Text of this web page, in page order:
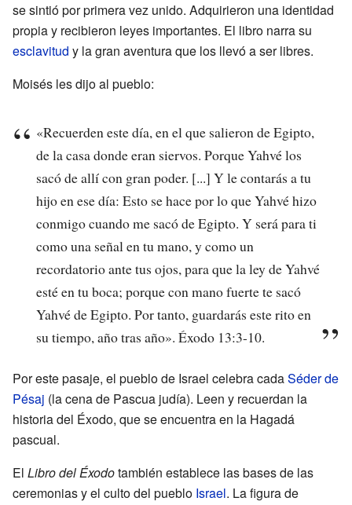
se sintió por primera vez unido. Adquirieron una identidad
propia y recibieron leyes importantes. El libro narra su
esclavitud y la gran aventura que los llevó a ser libres.
Moisés les dijo al pueblo:
«Recuerden este día, en el que salieron de Egipto,
de la casa donde eran siervos. Porque Yahvé los
sacó de allí con gran poder. [...] Y le contarás a tu
hijo en ese día: Esto se hace por lo que Yahvé hizo
conmigo cuando me sacó de Egipto. Y será para ti
como una señal en tu mano, y como un
recordatorio ante tus ojos, para que la ley de Yahvé
esté en tu boca; porque con mano fuerte te sacó
Yahvé de Egipto. Por tanto, guardarás este rito en
su tiempo, año tras año». Éxodo 13:3-10.
Por este pasaje, el pueblo de Israel celebra cadaSéder de
Pésaj (la cena de Pascua judía). Leen y recuerdan la
historia del Éxodo, que se encuentra en la Hagadá
pascual.
El Libro del Éxodotambién establece las bases de las
ceremonias y el culto del pueblo Israel. La figura de